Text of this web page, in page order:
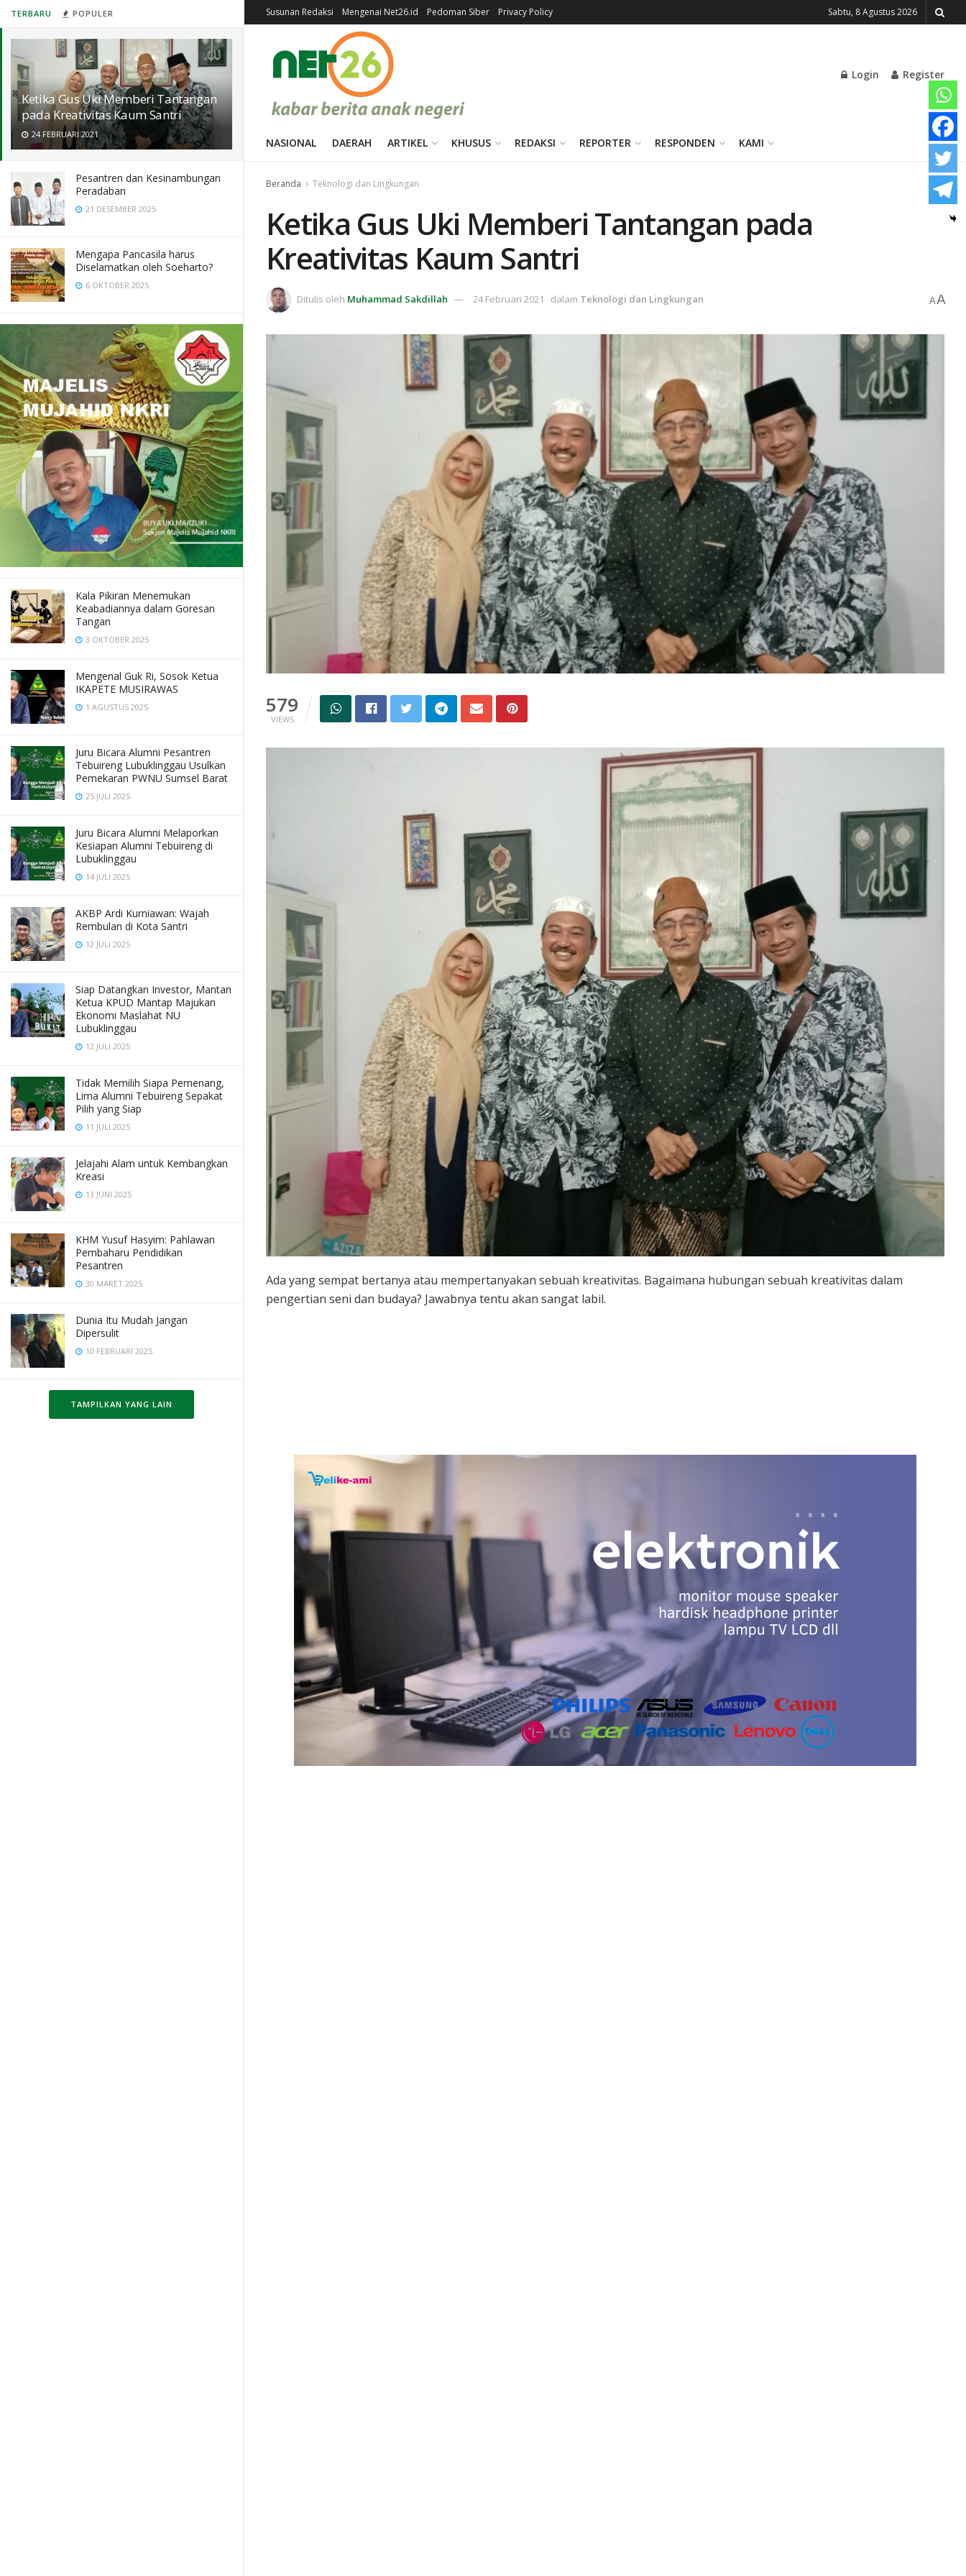
TERBARU POPULER
Ketika Gus Uki Memberi Tantangan
pada Kreativitas Kaum Santri
24 FEBRUARI 2021
Pesantren dan Kesinambungan
Peradaban
21 DESEMBER 2025
Mengapa Pancasila harus
Diselamatkan oleh Soeharto?
6 OKTOBER 2025
Kala Pikiran Menemukan
Keabadiannya dalam Goresan
Tangan
3 OKTOBER 2025
Mengenal Guk Ri, Sosok Ketua
IKAPETE MUSIRAWAS
1 AGUSTUS 2025
Juru Bicara Alumni Pesantren
Tebuireng Lubuklinggau Usulkan
Pemekaran PWNU Sumsel Barat
25 JULI 2025
Juru Bicara Alumni Melaporkan
Kesiapan Alumni Tebuireng di
Lubuklinggau
14 JULI 2025
AKBP Ardi Kurniawan: Wajah
Rembulan di Kota Santri
12 JULI 2025
Siap Datangkan Investor, Mantan
Ketua KPUD Mantap Majukan
Ekonomi Maslahat NU
Lubuklinggau
12 JULI 2025
Tidak Memilih Siapa Pemenang,
Lima Alumni Tebuireng Sepakat
Pilih yang Siap
11 JULI 2025
Jelajahi Alam untuk Kembangkan
Kreasi
13 JUNI 2025
KHM Yusuf Hasyim: Pahlawan
Pembaharu Pendidikan
Pesantren
30 MARET 2025
Dunia Itu Mudah Jangan
Dipersulit
10 FEBRUARI 2025
TAMPILKAN YANG LAIN
Susunan Redaksi Mengenai Net26.id Pedoman Siber Privacy Policy Sabtu, 8 Agustus 2026
Login Register
NASIONAL DAERAH ARTIKEL KHUSUS REDAKSI REPORTER RESPONDEN KAMI
Beranda Teknologi dan Lingkungan
Ketika Gus Uki Memberi Tantangan pada
Kreativitas Kaum Santri
Ditulis oleh Muhammad Sakdillah 24 Februari 2021 dalam Teknologi dan Lingkungan AA
579
VIEWS
Ada yang sempat bertanya atau mempertanyakan sebuah kreativitas. Bagaimana hubungan sebuah kreativitas dalam
pengertian seni dan budaya? Jawabnya tentu akan sangat labil.